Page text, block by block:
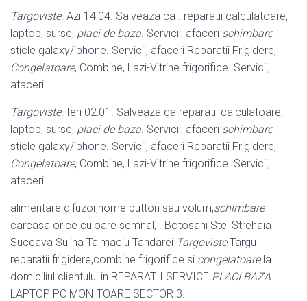
Targoviste. Azi 14:04. Salveaza ca . reparatii calculatoare,
laptop, surse, placi de baza. Servicii, afaceri schimbare
sticle galaxy/iphone. Servicii, afaceri Reparatii Frigidere,
Congelatoare, Combine, Lazi-Vitrine frigorifice. Servicii,
afaceri
Targoviste. Ieri 02:01. Salveaza ca reparatii calculatoare,
laptop, surse, placi de baza. Servicii, afaceri schimbare
sticle galaxy/iphone. Servicii, afaceri Reparatii Frigidere,
Congelatoare, Combine, Lazi-Vitrine frigorifice. Servicii,
afaceri
alimentare difuzor,home button sau volum,schimbare
carcasa orice culoare semnal, . Botosani Stei Strehaia
Suceava Sulina Talmaciu Tandarei TargovisteTargu
reparatii frigidere,combine frigorifice si congelatoarela
domiciliul clientului in REPARATII SERVICE PLACI BAZA
LAPTOP PC MONITOARE SECTOR 3.